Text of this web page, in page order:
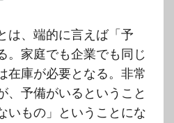
は、端的に言えば「予
。家庭でも企業でも同じ
在庫が必要となる。非常
、予備がいるということ
いもの」ということにな